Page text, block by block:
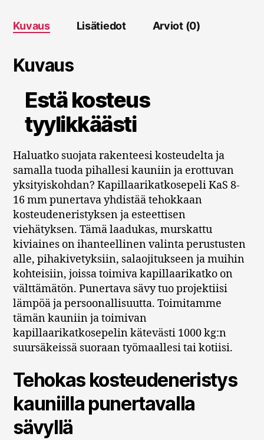
Kuvaus Lisätiedot Arviot (0)
Kuvaus
Estä kosteus
tyylikkäästi
Haluatko suojata rakenteesi kosteudelta ja
samalla tuoda pihallesi kauniin ja erottuvan
yksityiskohdan? Kapillaarikatkosepeli KaS 8-
16 mm punertava yhdistää tehokkaan
kosteudeneristyksen ja esteettisen
viehätyksen. Tämä laadukas, murskattu
kiviaines on ihanteellinen valinta perustusten
alle, pihakivetyksiin, salaojitukseen ja muihin
kohteisiin, joissa toimiva kapillaarikatko on
välttämätön. Punertava sävy tuo projektiisi
lämpöä ja persoonallisuutta. Toimitamme
tämän kauniin ja toimivan
kapillaarikatkosepelin kätevästi 1000 kg:n
suursäkeissä suoraan työmaallesi tai kotiisi.
Tehokas kosteudeneristys
kauniilla punertavalla
sävyllä